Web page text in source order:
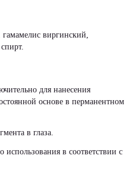
гамамелис виргинский,
для нанесения
основе в перманентном
в глаза.
использования в соответствии с